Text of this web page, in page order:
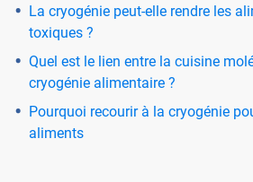
La cryogénie peut-elle rendre les
toxiques ?
Quel est le lien entre la cuisine
cryogénie alimentaire ?
Pourquoi recourir à la cryogénie
aliments